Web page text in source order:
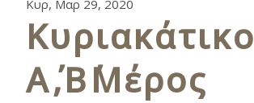
Κυρ, Μαρ 29, 2020
Κυριακάτικο
Α΄,Β΄Μέρος